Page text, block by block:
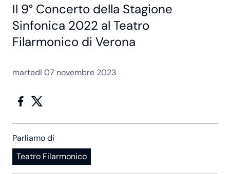
Il 9° Concerto della Stagione
Sinfonica 2022 al Teatro
Filarmonico di Verona
martedì 07 novembre 2023
Parliamo di
Teatro Filarmonico